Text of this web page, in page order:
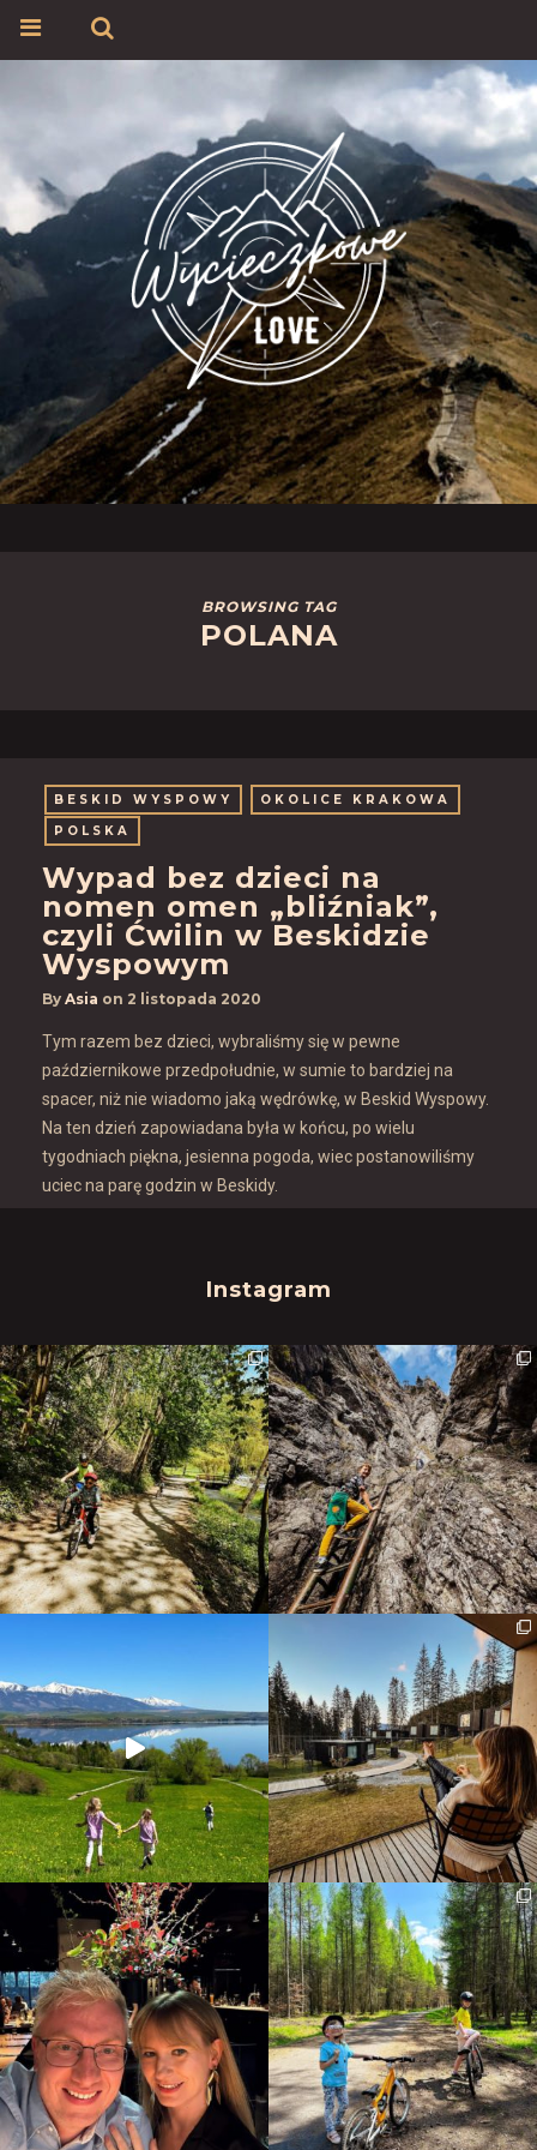
BROWSING TAG
POLANA
BESKID WYSPOWY
OKOLICE KRAKOWA
POLSKA
Wypad bez dzieci na
nomen omen „bliźniak”,
czyli Ćwilin w Beskidzie
Wyspowym
By Asia on 2 listopada 2020
Tym razem bez dzieci, wybraliśmy się w pewne
październikowe przedpołudnie, w sumie to bardziej na
spacer, niż nie wiadomo jaką wędrówkę, w Beskid Wyspowy.
Na ten dzień zapowiadana była w końcu, po wielu
tygodniach piękna, jesienna pogoda, wiec postanowiliśmy
uciec na parę godzin w Beskidy.
Instagram